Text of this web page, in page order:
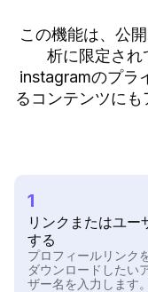
この機能は、公
析に限定され
instagramのプラ
るコンテンツに
1
リンクまたはユー
する
プロフィールリンク
ダウンロードしたい
ザー名を入力します。